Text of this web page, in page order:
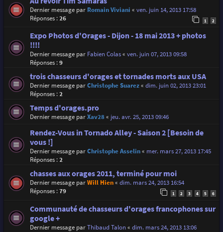
Dernier message par Romain Viviani « ven. juin 14, 2013 17:58
Réponses :26 1 2
Expo Photos d'Orages - Dijon - 18 mai 2013 + photos
!!!!
Dernier message par Fabien Colas« ven. juin 07, 2013 09:58
Réponses :9
trois chasseurs d'orages et tornades morts aux USA
Dernier message parChristophe Suarez« dim. juin 02, 2013 23:01
Réponses :2
Temps d'orages.pro
Dernier message parXav28« jeu. avr. 25, 2013 09:46
Rendez-Vous in Tornado Alley - Saison 2 [Besoin de
vous !]
Dernier message parChristophe Asselin« mer. mars 27, 2013 17:45
Réponses :2
chasses aux orages 2011, terminé pour moi
Dernier message parWill Hien« dim. mars 24, 2013 16:54
Réponses :79 1 2 3 4 5 6
Communauté de chasseurs d'orages francophones sur
google +
Dernier message parThibaud Talon« dim. mars 24, 2013 13:06